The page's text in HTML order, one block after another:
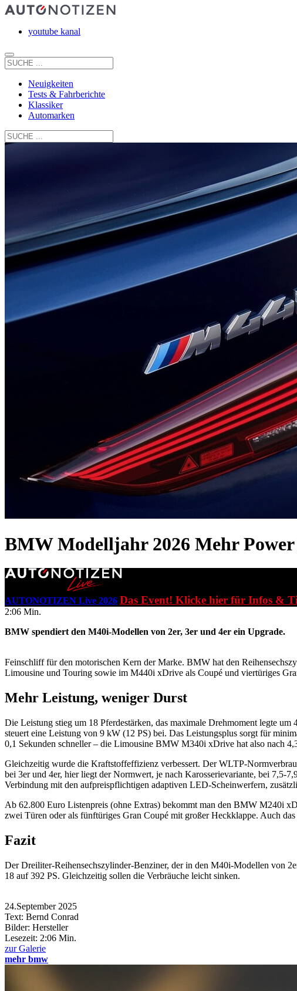
youtube kanal
Neuigkeiten
Tests & Fahrberichte
Klassiker
Automarken
BMW Modelljahr 2026 Mehr
AUTONOTIZEN Live 2026 Das Event! Klicke hier für Infos &
2:06 Min.
BMW spendiert den M40i-Modellen von 2er, 3er und 4er ein Upgrade.
Feinschliff für den motorischen Kern der Marke. BMW hat den
Limousine und Touring sowie im M440i xDrive als Coupé und viertüriges
Mehr Leistung, weniger Durst
Die Leistung stieg um 18 Pferdestärken, das maximale Drehmoment legte
steuert eine Leistung von 9 kW (12 PS) bei. Das Leistungsplus sorgt für
0,1 Sekunden schneller – die Limousine BMW M340i xDrive hat also nach
Gleichzeitig wurde die Kraftstoffeffizienz verbessert. Der WLTP-
bei 3er und 4er, hier liegt der Normwert, je nach Karosserievariante, bei 7,5-
Verbindung mit den aufpreispflichtigen adaptiven LED-Scheinwerfern,
Ab 62.800 Euro Listenpreis (ohne Extras) bekommt man den BMW M240i
zwei Türen oder als fünftüriges Gran Coupé mit großer Heckklappe. Auch
Fazit
Der Dreiliter-Reihensechszylinder-Benziner, der in den M40i-Modellen von
18 auf 392 PS. Gleichzeitig sollen die Verbräuche leicht sinken.
24.September 2025
Text: Bernd Conrad
Bilder: Hersteller
Lesezeit: 2:06 Min.
zur Galerie
mehr bmw